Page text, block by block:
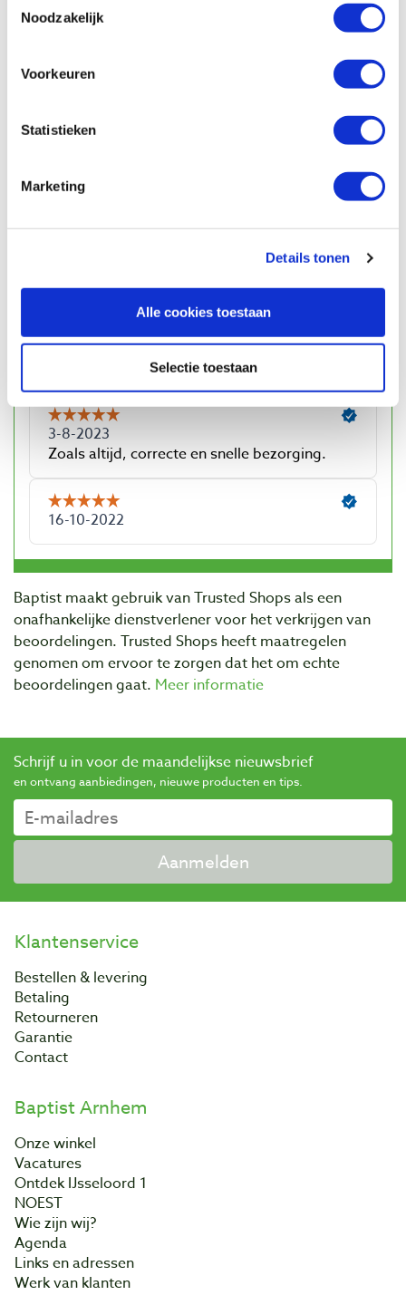
Noodzakelijk
Voorkeuren
Statistieken
Marketing
Details tonen
Alle cookies toestaan
Selectie toestaan
Baptist maakt gebruik van Trusted Shops als een
onafhankelijke dienstverlener voor het verkrijgen van
beoordelingen. Trusted Shops heeft maatregelen
genomen om ervoor te zorgen dat het om echte
beoordelingen gaat. Meer informatie
Schrijf u in voor de maandelijkse nieuwsbrief
en ontvang aanbiedingen, nieuwe producten en tips.
Aanmelden
Klantenservice
Bestellen & levering
Betaling
Retourneren
Garantie
Contact
Baptist Arnhem
Onze winkel
Vacatures
Ontdek IJsseloord 1
NOEST
Wie zijn wij?
Agenda
Links en adressen
Werk van klanten